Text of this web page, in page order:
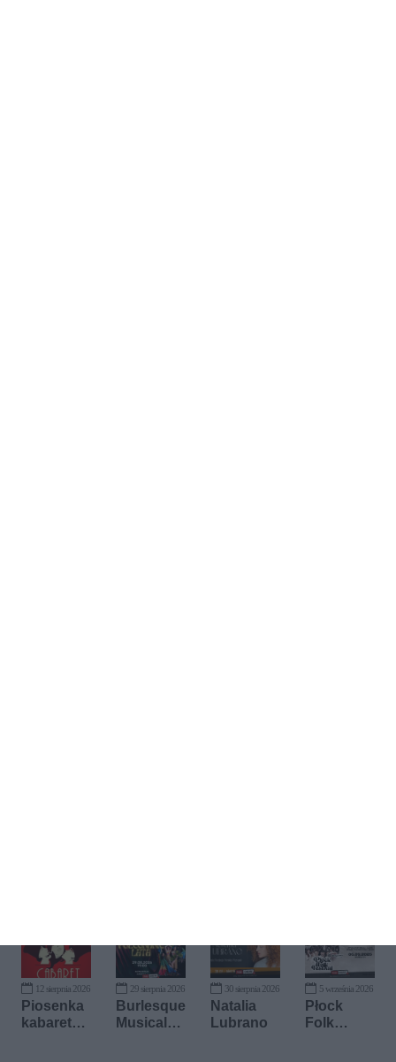
12 sierpnia 2026
Piosenka
kabaretow
29 sierpnia 2026
Burlesque
Musical
30 sierpnia 2026
Natalia
Lubrano
5 września 2026
Płock
Folk